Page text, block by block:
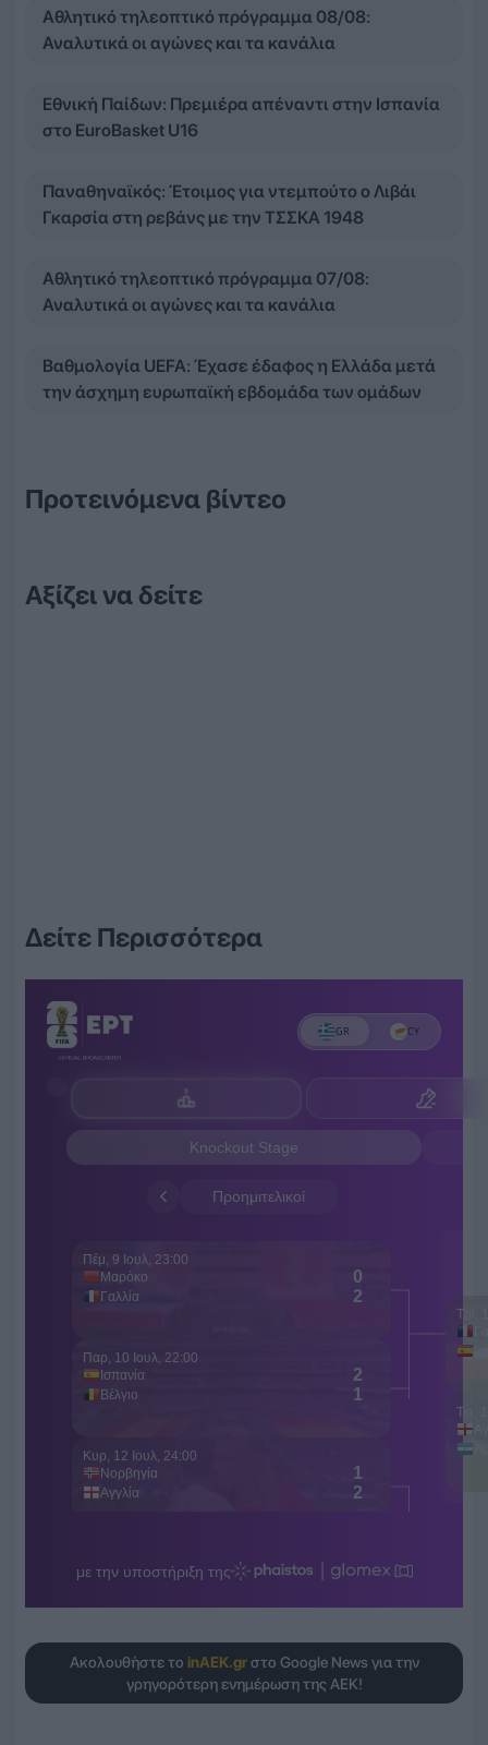
Αθλητικό τηλεοπτικό πρόγραμμα 08/08:
Αναλυτικά οι αγώνες και τα κανάλια
Εθνική Παίδων: Πρεμιέρα απέναντι στην Ισπανία
στο EuroBasket U16
Παναθηναϊκός: Έτοιμος για ντεμπούτο ο Λιβάι
Γκαρσία στη ρεβάνς με την ΤΣΣΚΑ 1948
Αθλητικό τηλεοπτικό πρόγραμμα 07/08:
Αναλυτικά οι αγώνες και τα κανάλια
Βαθμολογία UEFA: Έχασε έδαφος η Ελλάδα μετά
την άσχημη ευρωπαϊκή εβδομάδα των ομάδων
Προτεινόμενα βίντεο
Αξίζει να δείτε
Δείτε Περισσότερα
Ακολουθήστε το inAEK.grστο Google News για την
γρηγορότερη ενημέρωση της ΑΕΚ!